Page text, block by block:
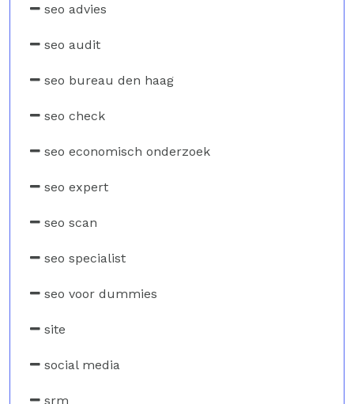
seo advies
seo audit
seo bureau den haag
seo check
seo economisch onderzoek
seo expert
seo scan
seo specialist
seo voor dummies
site
social media
srm